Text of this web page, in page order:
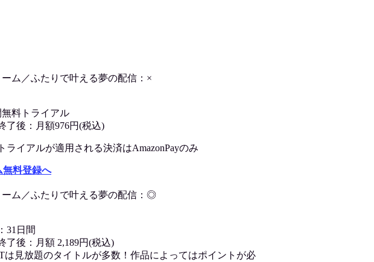
ム／ふたりで叶える夢の配信：×
料トライアル
了後：月額976円(税込)
ライアルが適用される決済はAmazonPayのみ
無料登録へ
ーム／ふたりで叶える夢の配信：◎
31日間
了後：月額 2,189円(税込)
見放題のタイトルが多数！作品によってはポイントが必